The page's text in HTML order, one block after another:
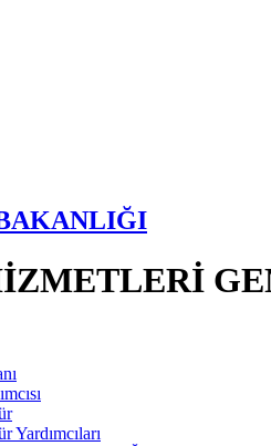
Yardımcıları